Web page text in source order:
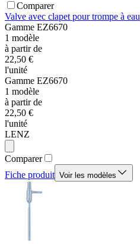
Comparer
Valve avec clapet pour trompe à eau
Gamme EZ6670
1 modèle
à partir de
22,50 €
l'unité
Gamme EZ6670
1 modèle
à partir de
22,50 €
l'unité
LENZ
Comparer
Fiche produit Voir les modèles